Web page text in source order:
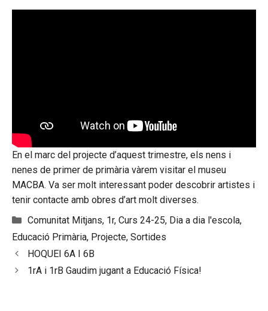
En el marc del projecte d’aquest trimestre, els nens i
nenes de primer de primària vàrem visitar el museu
MACBA. Va ser molt interessant poder descobrir artistes i
tenir contacte amb obres d’art molt diverses.
Categories
Comunitat Mitjans, 1r, Curs 24-25, Dia a dia l'escola,
Educació Primària, Projecte, Sortides
HOQUEI 6A I 6B
1rA i 1rB Gaudim jugant a Educació Física!